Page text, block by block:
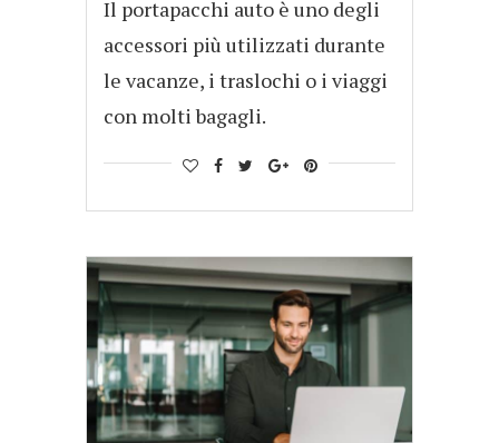
Il portapacchi auto è uno degli
accessori più utilizzati durante
le vacanze, i traslochi o i viaggi
con molti bagagli.